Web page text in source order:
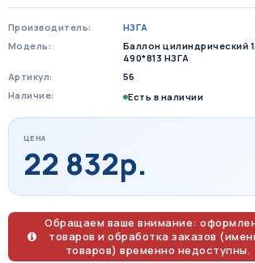
Производитель:
НЗГА
Модель:
Баллон цилиндрический
490*813 НЗГА
Артикул:
56
Наличие:
Есть в наличии
ЦЕНА
22 832р.
Обращаем ваше внимание:
товаров и обработка заказов
товаров) временно недоступны.